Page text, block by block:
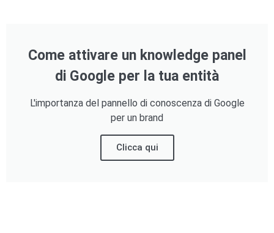
Come attivare un knowledge panel
di Google per la tua entità
L'importanza del pannello di conoscenza di Google
per un brand
Clicca qui